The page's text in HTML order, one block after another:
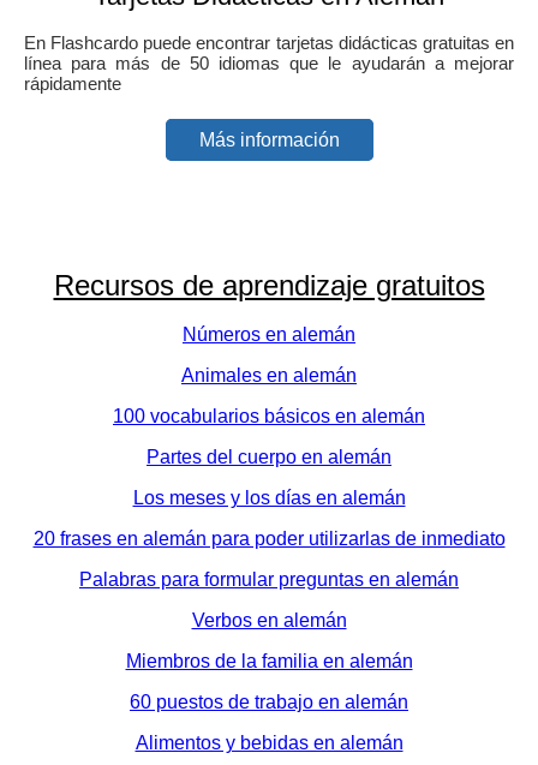
En Flashcardo puede encontrar tarjetas didácticas gratuitas en
línea para más de 50 idiomas que le ayudarán a mejorar
rápidamente
Más información
Recursos de aprendizaje gratuitos
Números en alemán
Animales en alemán
100 vocabularios básicos en alemán
Partes del cuerpo en alemán
Los meses y los días en alemán
20 frases en alemán para poder utilizarlas de inmediato
Palabras para formular preguntas en alemán
Verbos en alemán
Miembros de la familia en alemán
60 puestos de trabajo en alemán
Alimentos y bebidas en alemán